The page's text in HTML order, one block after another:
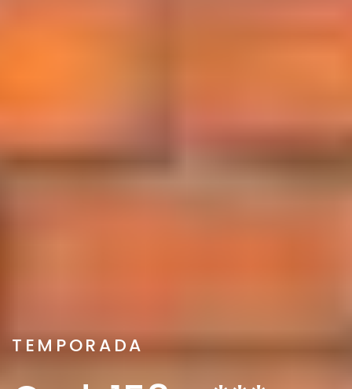
TEMPORADA